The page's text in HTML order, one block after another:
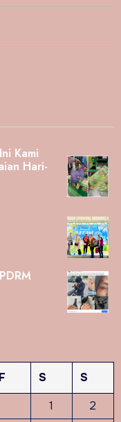
Kami
Hari-
F S
S
1
2